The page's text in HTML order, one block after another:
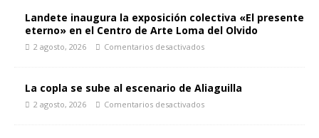
Landete inaugura la exposición colectiva «El presente
eterno» en el Centro de Arte Loma del Olvido
2 agosto, 2026 Comentarios desactivados
La copla se sube al escenario de Aliaguilla
2 agosto, 2026 Comentarios desactivados